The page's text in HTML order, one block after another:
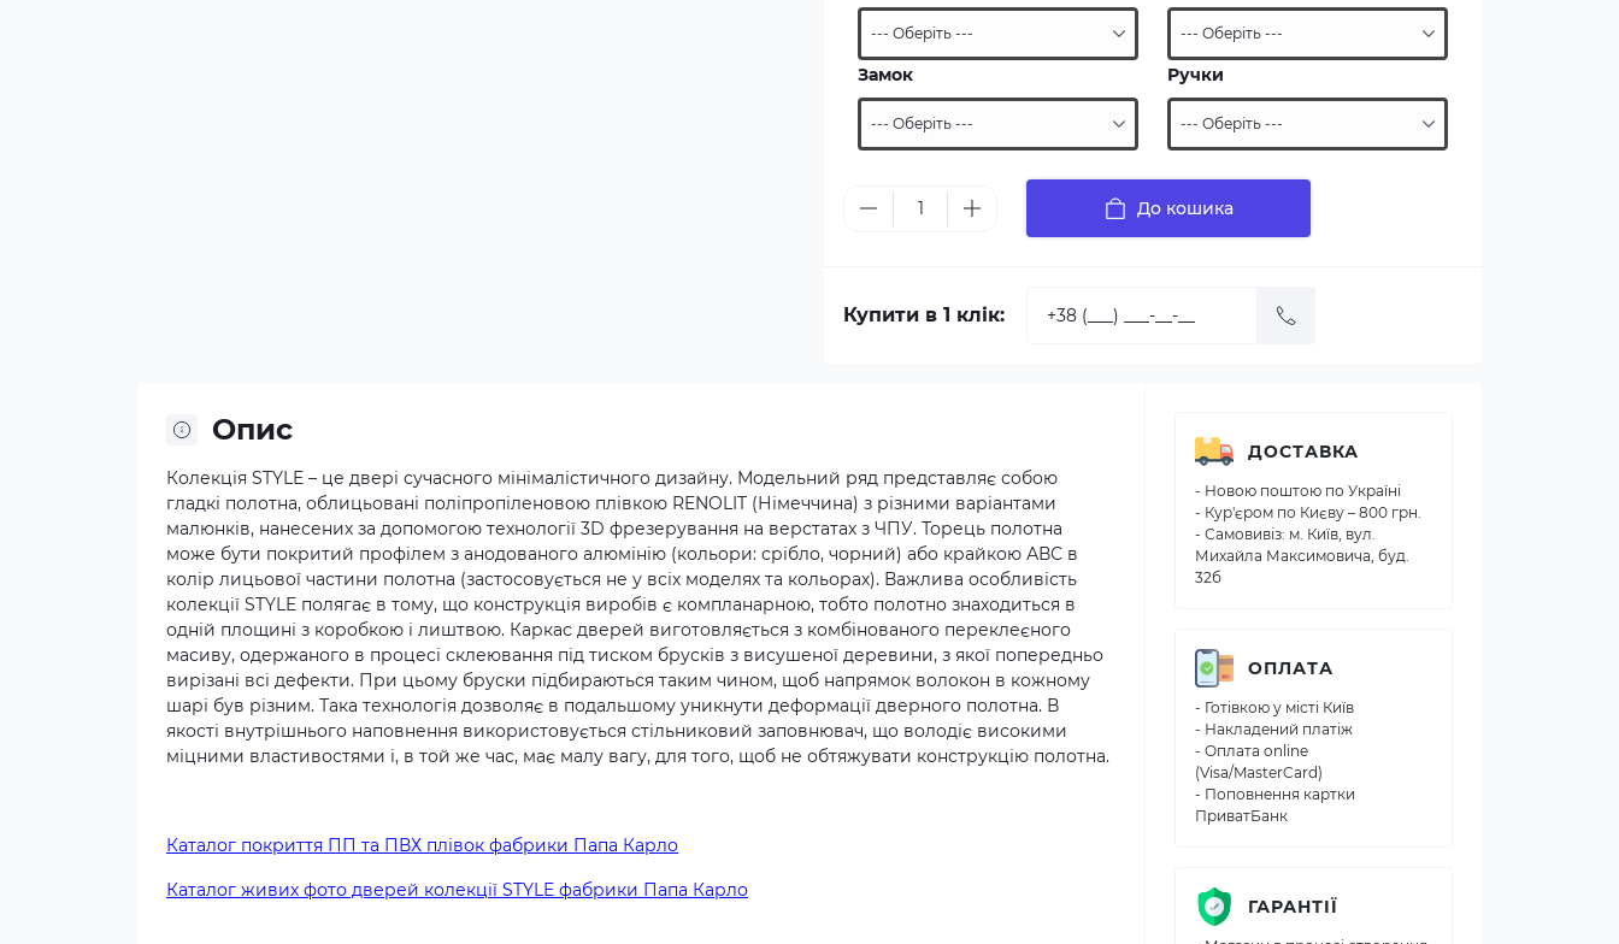
Замок Ручки
До кошика
Купити в 1 клік:
Опис
Колекція STYLE – це двері сучасного мінімалістичного дизайну. Модельний ряд представляє собою
гладкі полотна, облицьовані поліпропіленовою плівкою RENOLIT (Німеччина) з різними варіантами
малюнків, нанесених за допомогою технології 3D фрезерування на верстатах з ЧПУ. Торець полотна
може бути покритий профілем з анодованого алюмінію (кольори: срібло, чорний) або крайкою АВС в
колір лицьової частини полотна (застосовується не у всіх моделях та кольорах). Важлива особливість
колекції STYLE полягає в тому, що конструкція виробів є компланарною, тобто полотно знаходиться в
одній площині з коробкою і лиштвою. Каркас дверей виготовляється з комбінованого переклеєного
масиву, одержаного в процесі склеювання під тиском брусків з висушеної деревини, з якої попередньо
вирізані всі дефекти. При цьому бруски підбираються таким чином, щоб напрямок волокон в кожному
шарі був різним. Така технологія дозволяє в подальшому уникнути деформації дверного полотна. В
якості внутрішнього наповнення використовується стільниковий заповнювач, що володіє високими
міцними властивостями і, в той же час, має малу вагу, для того, щоб не обтяжувати конструкцію полотна.
Каталог покриття ПП та ПВХ плівок фабрики Папа Карло
Каталог живих фото дверей колекції STYLE фабрики Папа Карло
ДОСТАВКА
- Новою поштою по Україні
- Кур'єром по Києву – 800 грн.
- Самовивіз: м. Київ, вул.
Михайла Максимовича, буд.
32б
ОПЛАТА
- Готівкою у місті Київ
- Накладений платіж
- Оплата online
(Visa/MasterCard)
- Поповнення картки
ПриватБанк
ГАРАНТІЇ